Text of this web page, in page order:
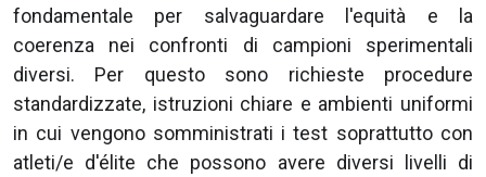
fondamentale per salvaguardare l'equità e la
coerenza nei confronti di campioni sperimentali
diversi. Per questo sono richieste procedure
standardizzate, istruzioni chiare e ambienti uniformi
in cui vengono somministrati i test soprattutto con
atleti/e d'élite che possono avere diversi livelli di